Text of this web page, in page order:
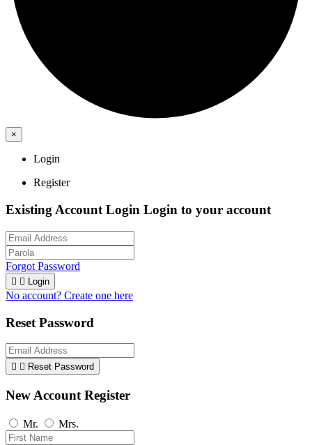
×
Login
Register
Existing Account Login Login to your account
Forgot Password
  Login
No account? Create one here
Reset Password
  Reset Password
New Account Register
Mr. Mrs.